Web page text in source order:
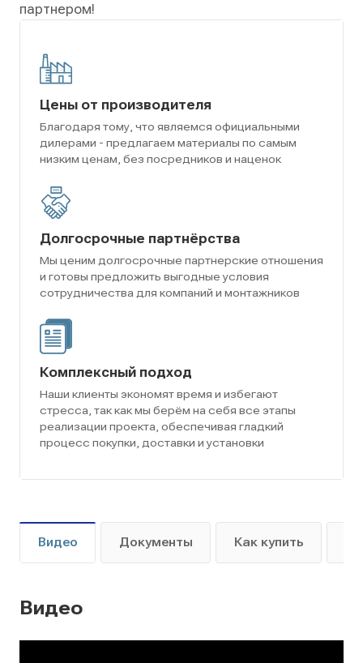
партнером!
Цены от производителя
Благодаря тому, что являемся официальными
дилерами - предлагаем материалы по самым
низким ценам, без посредников и наценок
Долгосрочные партнёрства
Мы ценим долгосрочные партнерские отношения
и готовы предложить выгодные условия
сотрудничества для компаний и монтажников
Комплексный подход
Наши клиенты экономят время и избегают
стресса, так как мы берём на себя все этапы
реализации проекта, обеспечивая гладкий
процесс покупки, доставки и установки
Видео Документы Как купить
Видео